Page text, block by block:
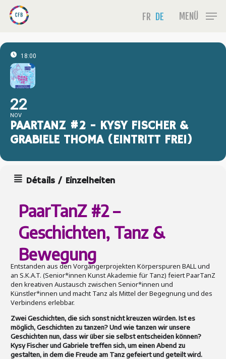
content
FR DE MENÜ
18:00
22
NOV
PAARTANZ #2 - KYSY FISCHER &
GRABIELE THOMA (EINTRITT FREI)
Détails / Einzelheiten
PaarTanZ #2 –
Geschichten, Tanz &
Bewegung
Entstanden aus den Vorgängerprojekten Körperspuren BALL und
an S.K.A.T. (Senior*innen Kunst Akademie für Tanz) feiert PaarTanZ
den kreativen Austausch zwischen Senior*innen und
Künstler*innen und macht Tanz als Mittel der Begegnung und des
Verbindens erlebbar.
Zwei Geschichten, die sich sonst nicht kreuzen würden. Ist es
möglich, Geschichten zu tanzen? Und wie tanzen wir unsere
Geschichten nun, dass wir über sie selbst entscheiden können?
Kysy Fischer und Gabriele treffen sich, um einen Abend zu
gestalten, in dem die Freude am Tanz gefeiert und geteilt wird.